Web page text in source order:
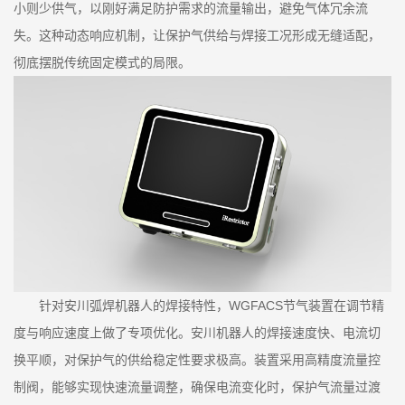
小则少供气，以刚好满足防护需求的流量输出，避免气体冗余流
失。这种动态响应机制，让保护气供给与焊接工况形成无缝适配，
彻底摆脱传统固定模式的局限。
针对安川弧焊机器人的焊接特性，WGFACS节气装置在调节精
度与响应速度上做了专项优化。安川机器人的焊接速度快、电流切
换平顺，对保护气的供给稳定性要求极高。装置采用高精度流量控
制阀，能够实现快速流量调整，确保电流变化时，保护气流量过渡